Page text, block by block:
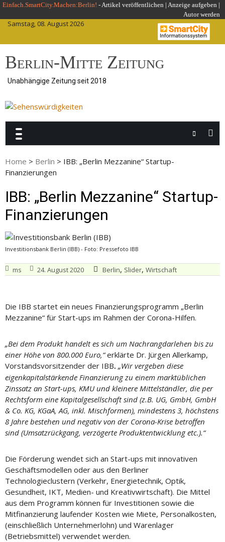
Skip
content
Einfach.SmartCity.Machen:Berlin! -Artikel veröffentlichen | Anzeige aufgeben |
Autor werden
Samstag, 08. August 2026
Berlin-Mitte Zeitung
Unabhängige Zeitung seit 2018
Home > Berlin > IBB: „Berlin Mezzanine“ Startup-
Finanzierungen
IBB: „Berlin Mezzanine“ Startup-
Finanzierungen
Investitionsbank Berlin (IBB) - Foto: Pressefoto IBB
ms 24. August 2020 Berlin, Slider, Wirtschaft
Die IBB startet ein neues Finanzierungsprogramm „Berlin
Mezzanine“ für Start-ups im Rahmen der Corona-Hilfen.
„Bei dem Produkt handelt es sich um Nachrangdarlehen bis zu
einer Höhe von 800.000 Euro,“erklärte Dr. Jürgen Allerkamp,
Vorstandsvorsitzender der IBB. „Wir vergeben diese
eigenkapitalstärkende Finanzierung zu einem marktüblichen
Zinssatz an Start-ups, KMU und kleinere Mittelständler, die per
Rechtsform eine Kapitalgesellschaft sind (z.B. UG, GmbH, GmbH
& Co. KG, KGaA, AG, inkl. Mischformen), mindestens 3, höchstens
8 Jahre bestehen und negativ von der Corona-Krise betroffen
sind (Umsatzrückgang, verzögerte Produktentwicklung etc.).“
Die Förderung wendet sich an Start-ups mit innovativen
Geschäftsmodellen oder aus den Berliner
Technologieclustern (Verkehr, Energietechnik, Optik,
Gesundheit, IKT, Medien- und Kreativwirtschaft). Die Mittel
aus dem Programm können für Investitionen sowie die
Mitfinanzierung laufender Kosten wie Miete, Personalkosten,
(einschließlich Unternehmerlohn) und Warenlager
(Betriebsmittel) verwendet werden.